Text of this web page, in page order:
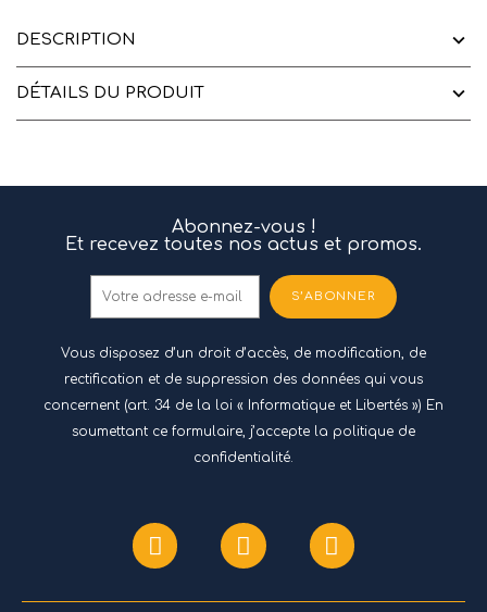
DESCRIPTION
DÉTAILS DU PRODUIT
Abonnez-vous !
Et recevez toutes nos actus et promos.
S’ABONNER
Vous disposez d’un droit d’accès, de modification, de
rectification et de suppression des données qui vous
concernent (art. 34 de la loi « Informatique et Libertés ») En
soumettant ce formulaire, j’accepte la politique de
confidentialité.